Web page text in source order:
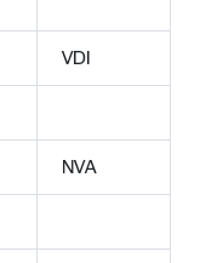
VDI
NVA